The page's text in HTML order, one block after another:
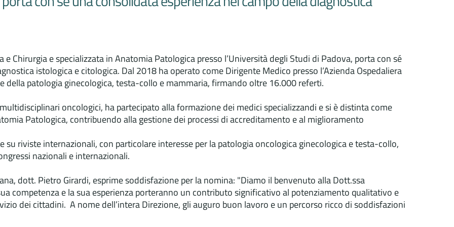
Chirurgia e specializzata in Anatomia Patologica presso l’Università degli Studi di Padova, porta con sé
istologica e citologica. Dal 2018 ha operato come Dirigente Medico presso l’Azienda Ospedaliera
della patologia ginecologica, testa-collo e mammaria, firmando oltre 16.000 referti.
oncologici, ha partecipato alla formazione dei medici specializzandi e si è distinta come
Patologica, contribuendo alla gestione dei processi di accreditamento e al miglioramento
su riviste internazionali, con particolare interesse per la patologia oncologica ginecologica e testa-collo,
nazionali e internazionali.
dott. Pietro Girardi, esprime soddisfazione per la nomina: "Diamo il benvenuto alla Dott.ssa
competenza e la sua esperienza porteranno un contributo significativo al potenziamento qualitativo e
dei cittadini. A nome dell’intera Direzione, gli auguro buon lavoro e un percorso ricco di soddisfazioni